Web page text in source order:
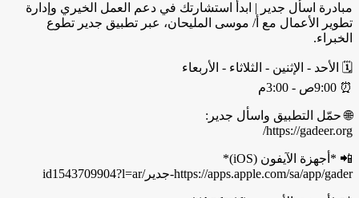
مبادرة اسأل جدير | ابدأ استشارتك في دعم العمل الخيري وإدارة
تطوير الأعمال مع أ/ موسى المليحان، عبر تطبيق جدير تطوع
الخبراء.
🗓️ الأحد - الإثنين - الثلاثاء - الأربعاء
⏰ 9:00ص - 3:00م
🌐 حمّل التطبيق واسأل جدير:
https://gadeer.org/
📲 *أجهزة الآيفون (iOS)*
https://apps.apple.com/sa/app/gader-جدير/id1543709904?l=ar